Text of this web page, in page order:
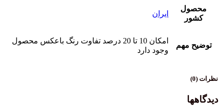
محصول
کشور
ایران
توضیح مهم
امکان 10 تا 20 درصد تفاوت رنگ باعکس محصول
وجود دارد
نظرات (0)
دیدگاهها